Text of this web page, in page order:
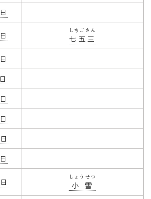
七五三
しちごさん
小雪
しょうせつ